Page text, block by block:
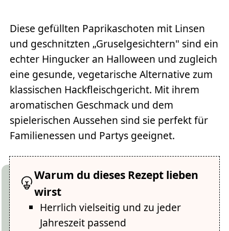
Diese gefüllten Paprikaschoten mit Linsen
und geschnitzten „Gruselgesichtern" sind ein
echter Hingucker an Halloween und zugleich
eine gesunde, vegetarische Alternative zum
klassischen Hackfleischgericht. Mit ihrem
aromatischen Geschmack und dem
spielerischen Aussehen sind sie perfekt für
Familienessen und Partys geeignet.
Warum du dieses Rezept lieben
wirst
Herrlich vielseitig und zu jeder
Jahreszeit passend